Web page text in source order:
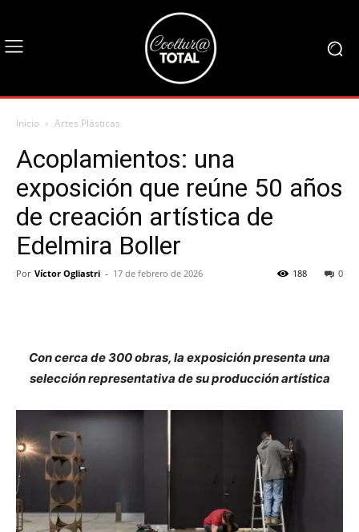
Inicio Artes Plásticas
Acoplamientos: una
exposición que reúne 50 años
de creación artística de
Edelmira Boller
Por Víctor Ogliastri - 17 de febrero de 2026 0
188
Con cerca de 300 obras, la exposición presenta una
selección representativa de su producción artística